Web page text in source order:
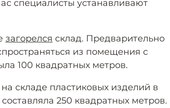
специалисты устанавливают
загорелся склад. Предварительно
из помещения с
100 квадратных метров.
на складе пластиковых изделий в
250 квадратных метров.